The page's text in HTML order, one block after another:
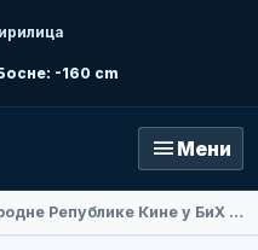
-160 cm
menu Мени
Амбасадорка Народне Републике Кине у БиХ Ли Фан посјетила Добој